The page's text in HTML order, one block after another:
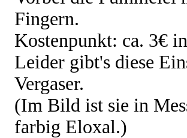
Fingern.
Kostenpunkt: ca. 3€
Leider gibt's diese
Vergaser.
(Im Bild ist sie in
farbig Eloxal.)